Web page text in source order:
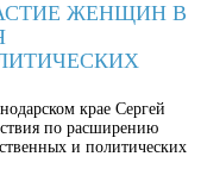
ЖЕНЩИН В
крае Сергей
по расширению
и политических